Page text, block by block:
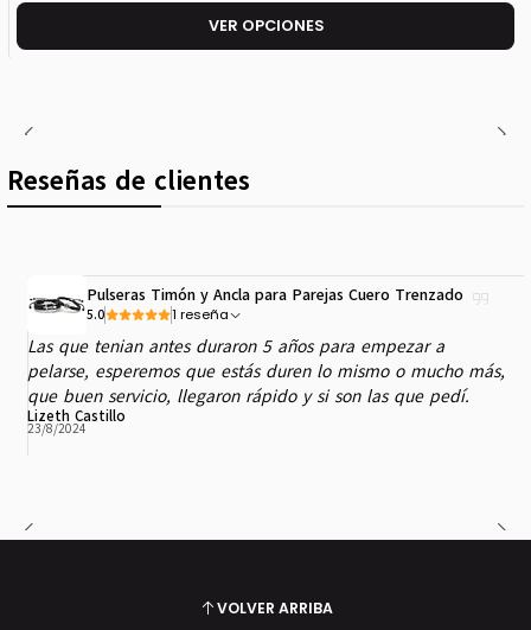
VER OPCIONES
Reseñas de clientes
Pulseras Timón y Ancla para Parejas Cuero Trenzado
5.0 1 reseña
Las que tenian antes duraron 5 años para empezar a
pelarse, esperemos que estás duren lo mismo o mucho más,
que buen servicio, llegaron rápido y si son las que pedí.
Lizeth Castillo
23/8/2024
VOLVER ARRIBA